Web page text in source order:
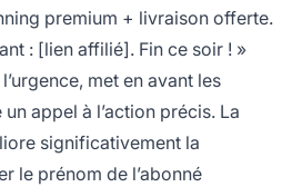
premium + livraison offerte.
: [lien affilié]. Fin ce soir ! »
met en avant les
appel à l’action précis. La
significativement la
le prénom de l’abonné